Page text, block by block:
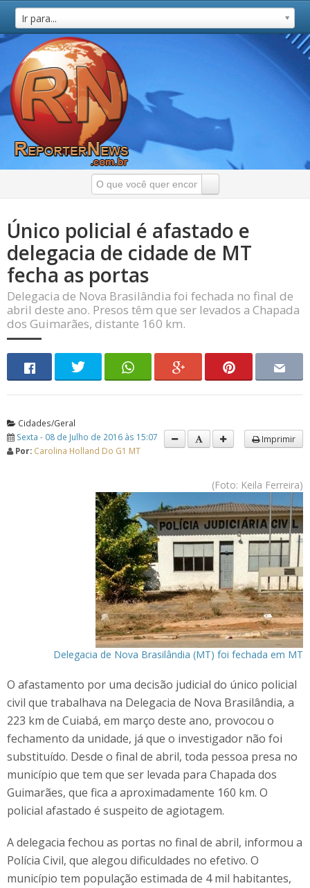
Ir para...
Único policial é afastado e
delegacia de cidade de MT
fecha as portas
Delegacia de Nova Brasilândia foi fechada no final de
abril deste ano. Presos têm que ser levados a Chapada
dos Guimarães, distante 160 km.
Cidades/Geral
Sexta - 08 de Julho de 2016 às 15:07
Por: Carolina Holland Do G1 MT
Imprimir
(Foto: Keila Ferreira)
Delegacia de Nova Brasilândia (MT) foi fechada em MT
O afastamento por uma decisão judicial do único policial
civil que trabalhava na Delegacia de Nova Brasilândia, a
223 km de Cuiabá, em março deste ano, provocou o
fechamento da unidade, já que o investigador não foi
substituído. Desde o final de abril, toda pessoa presa no
município que tem que ser levada para Chapada dos
Guimarães, que fica a aproximadamente 160 km. O
policial afastado é suspeito de agiotagem.
A delegacia fechou as portas no final de abril, informou a
Polícia Civil, que alegou dificuldades no efetivo. O
município tem população estimada de 4 mil habitantes,